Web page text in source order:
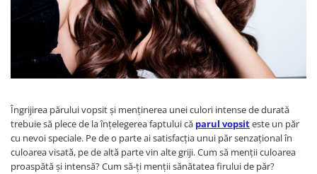
Îngrijirea părului vopsit și menținerea unei culori intense de durată
trebuie să plece de la înțelegerea faptului că parul vopsiteste un păr
cu nevoi speciale. Pe de o parte ai satisfacția unui păr senzațional în
culoarea visată, pe de altă parte vin alte griji. Cum să menții culoarea
proaspătă și intensă? Cum să-ți menții sănătatea firului de păr?